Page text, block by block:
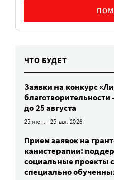
ЧТО БУДЕТ
Заявки на конкурс
до 25 августа
25 июн. - 25 авг. 2026
Прием заявок на
канистерапии:
социальные проекты
специально